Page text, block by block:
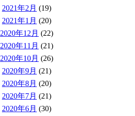
2021年2月 (19)
2021年1月 (20)
2020年12月 (22)
2020年11月 (21)
2020年10月 (26)
2020年9月 (21)
2020年8月 (20)
2020年7月 (21)
2020年6月 (30)